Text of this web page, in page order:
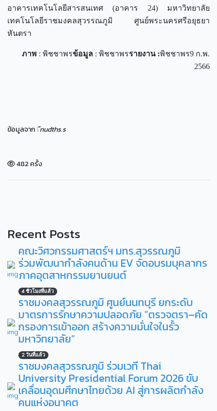
อาคารเทคโนโลยีสารสนเทศ (อาคาร 24) มหาวิทยาลัย
เทคโนโลยีราชมงคลสุวรรณภูมิ ศูนย์พระนครศรีอยุธยา
หันตรา
ภาพ : พิชชาพรข้อมูล : พิชชาพรรายงาน :พิชชาพร9 ก.พ.
2566
ข้อมูลจาก :ืnudths.s
482 ครั้ง
Recent Posts
คณะวิศวกรรมศาสตร์ฯ มทร.สุวรรณภูมิ
ร่วมพัฒนากำลังคนด้าน EV จัดอบรมบุคลากร
ภาคอุตสาหกรรมยานยนต์
4 ชั่วโมงที่แล้ว
ราชมงคลสุวรรณภูมิ ศูนย์นนทบุรี ยกระดับ
มาตรการรักษาความปลอดภัย “ตรวจตรา–คัด
กรองการเข้าออก สร้างความมั่นใจในรั้ว
มหาวิทยาลัย”
2 วันที่แล้ว
ราชมงคลสุวรรณภูมิ ร่วมเวที Thai
University Presidential Forum 2026 ขับ
เคลื่อนอุดมศึกษาไทยด้วย AI สู่การผลิตกำลัง
คนแห่งอนาคต